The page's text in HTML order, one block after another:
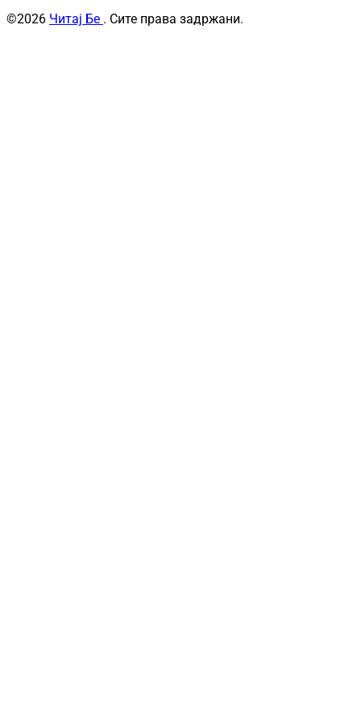
©2026 Читај Бе . Сите права задржани.